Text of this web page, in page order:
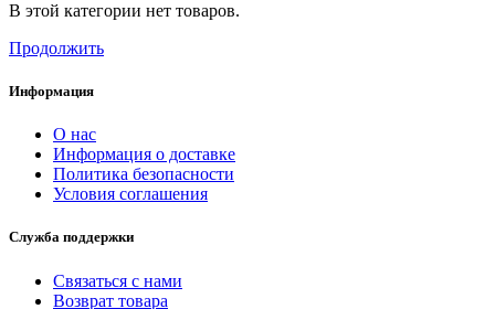
В этой категории нет товаров.
Продолжить
Информация
О нас
Информация о доставке
Политика безопасности
Условия соглашения
Служба поддержки
Связаться с нами
Возврат товара